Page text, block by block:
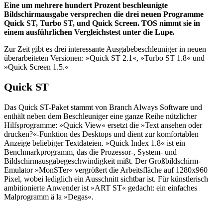
Eine um mehrere hundert Prozent beschleunigte
Bildschirmausgabe versprechen die drei neuen Programme
Quick ST, Turbo ST, und Quick Screen. TOS nimmt sie in
einem ausführlichen Vergleichstest unter die Lupe.
Zur Zeit gibt es drei interessante Ausgabebeschleuniger in neuen
überarbeiteten Versionen: »Quick ST 2.1«, »Turbo ST 1.8« und
»Quick Screen 1.5.«
Quick ST
Das Quick ST-Paket stammt von Branch Always Software und
enthält neben dem Beschleuniger eine ganze Reihe nützlicher
Hilfsprogramme: »Quick View« ersetzt die »Text ansehen oder
drucken?«-Funktion des Desktops und dient zur komfortablen
Anzeige beliebiger Textdateien. »Quick Index 1.8« ist ein
Benchmarkprogramm, das die Prozessor-, System- und
Bildschirmausgabegeschwindigkeit mißt. Der Großbildschirm-
Emulator »MonSTer« vergrößert die Arbeitsfläche auf 1280x960
Pixel, wobei lediglich ein Ausschnitt sichtbar ist. Für künstlerisch
ambitionierte Anwender ist »ART ST« gedacht: ein einfaches
Malprogramm ä la »Degas«.